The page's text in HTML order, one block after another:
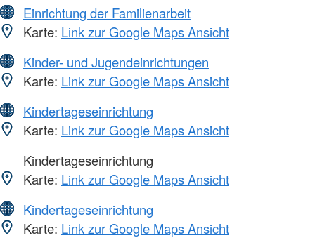
Einrichtung der Familienarbeit
Karte: Link zur Google Maps Ansicht
Kinder- und Jugendeinrichtungen
Karte: Link zur Google Maps Ansicht
Kindertageseinrichtung
Karte: Link zur Google Maps Ansicht
Kindertageseinrichtung
Karte: Link zur Google Maps Ansicht
Kindertageseinrichtung
Karte: Link zur Google Maps Ansicht